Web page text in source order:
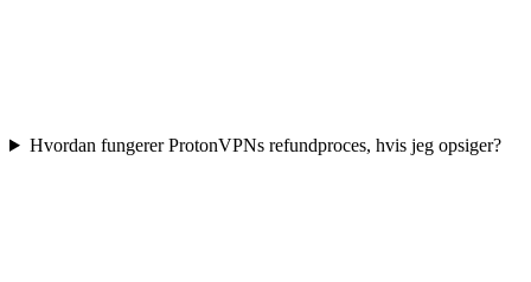
Hvordan fungerer ProtonVPNs refundproces, hvis jeg opsiger?